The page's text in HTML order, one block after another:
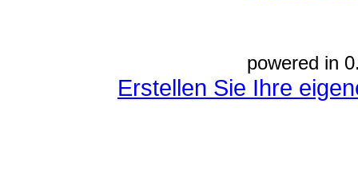
powered in
Erstellen Sie Ihre